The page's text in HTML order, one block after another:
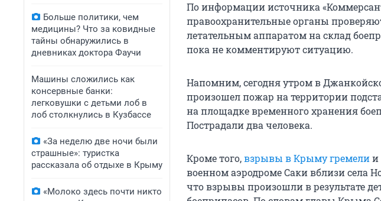
Больше политики, чем
медицины? Что за ковидные
тайны обнаружились в
дневниках доктора Фаучи
Машины сложились как
консервные банки:
легковушки с детьми лоб в
лоб столкнулись в Кузбассе
«За неделю две ночи были
страшные»: туристка
рассказала об отдыхе в Крыму
«Молоко здесь почти никто
По информации источника
правоохранительные органы
летательным аппаратом на склад
пока не комментируют ситуацию.
Напомним, сегодня утром в
произошел пожар на территории
на площадке временного хранения
Пострадали два человека.
Кроме того,взрывы в Крыму гремелии
военном аэродроме Саки вблизи села
что взрывы произошли в результате